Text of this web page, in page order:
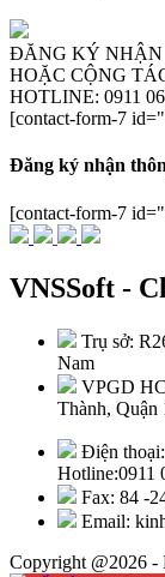
ĐĂNG KÝ
HOẶC CỘNG
HOTLINE: 0911
[contact-form-7
Đăng ký nhận
[contact-form-7
VNSSoft -
Trụ sở:
Nam
VPGD
Thành, Quận
Điện
Hotline:0911
Fax: 84 -
Email:
Copyright @2026 -